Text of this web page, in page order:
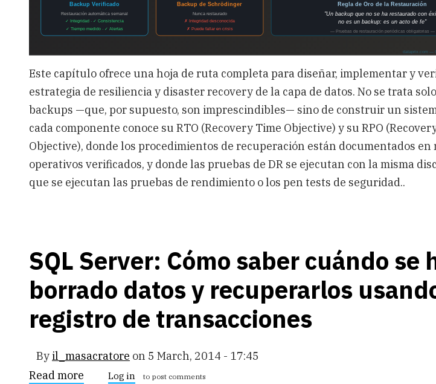
Este capítulo ofrece una hoja de ruta completa para diseñar, implementar y
estrategia de resiliencia y disaster recovery de la capa de datos. No se trata
backups —que, por supuesto, son imprescindibles— sino de construir un
cada componente conoce su RTO (Recovery Time Objective) y su RPO
Objective), donde los procedimientos de recuperación están documentados en
operativos verificados, y donde las pruebas de DR se ejecutan con la misma
que se ejecutan las pruebas de rendimiento o los pen tests de seguridad..
SQL Server: Cómo saber cuándo se
borrado datos y recuperarlos
registro de transacciones
Byil_masacratore on 5 March, 2014 - 17:45
Read more aboutLog in to post comments